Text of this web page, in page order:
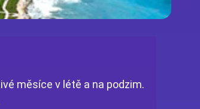
měsíce v létě a na podzim.